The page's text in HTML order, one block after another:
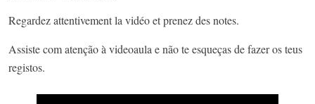
Regardez attentivement la vidéo et prenez des notes.
Assiste com atenção à videoaula e não te esqueças de fazer os teus
registos.